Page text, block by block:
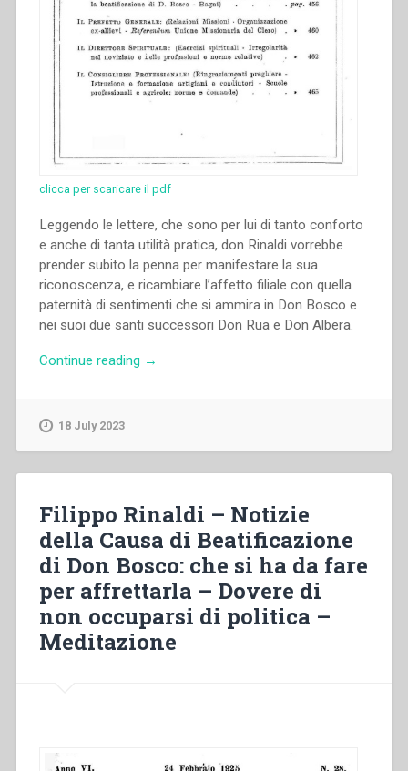
Fondazione
della
Casa
di
Roma
–
Chiesa
di
Domenico
e
l’ultima
Enciclica
del
Papa”
clicca per scaricare il pdf
Leggendo le lettere, che sono per lui di tanto conforto
e anche di tanta utilità pratica, don Rinaldi vorrebbe
prender subito la penna per manifestare la sua
riconoscenza, e ricambiare l’affetto filiale con quella
paternità di sentimenti che si ammira in Don Bosco e
nei suoi due santi successori Don Rua e Don Albera.
Continue reading “Filippo
–
Convegni
dei
Direttori
–
Congregazione
preparatoria
→
18 July 2023
Filippo Rinaldi – Notizie
della Causa di Beatificazione
di Don Bosco: che si ha da fare
per affrettarla – Dovere di
non occuparsi di politica –
Meditazione